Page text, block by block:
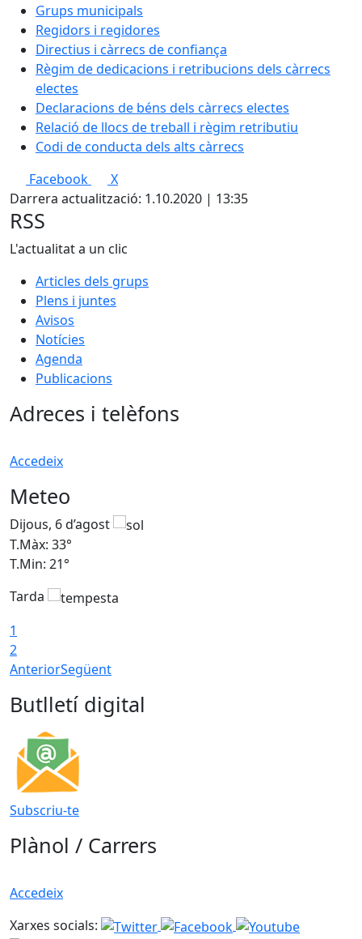
Grups municipals
Regidors i regidores
Directius i càrrecs de confiança
Règim de dedicacions i retribucions dels càrrecs
electes
Declaracions de béns dels càrrecs electes
Relació de llocs de treball i règim retributiu
Codi de conducta dels alts càrrecs
Facebook
X
Darrera actualització: 1.10.2020 | 13:35
RSS
L'actualitat a un clic
Articles dels grups
Plens i juntes
Avisos
Notícies
Agenda
Publicacions
Adreces i telèfons
Accedeix
Meteo
Dijous, 6 d’agost
T.Màx: 33°
T.Min: 21°
Tarda
1
2
AnteriorSegüent
Butlletí digital
Subscriu-te
Plànol / Carrers
Accedeix
Xarxes socials: